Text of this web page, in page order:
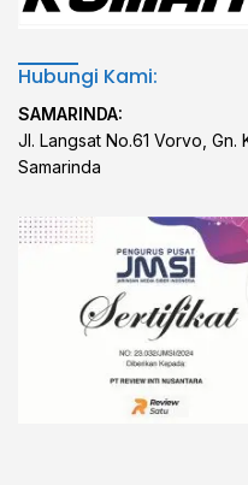
Hubungi Kami:
SAMARINDA:
Jl. Langsat No.61 Vorvo, Gn.
Samarinda